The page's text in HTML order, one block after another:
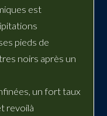
est
pieds de
noirs après un
un fort taux
revoilà